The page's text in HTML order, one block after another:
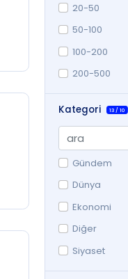
20-50
50-100
100-200
200-500
Kategori
13/10
Gündem
Dünya
Ekonomi
Diğer
Siyaset